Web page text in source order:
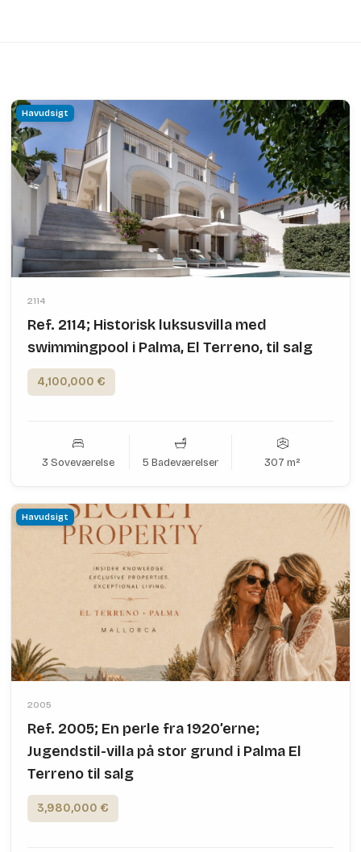
Havudsigt
2114
Ref. 2114; Historisk luksusvilla med
swimmingpool i Palma, El Terreno, til salg
4,100,000 €
3 Soveværelse 5 Badeværelser 307 m²
Havudsigt
2005
Ref. 2005; En perle fra 1920’erne;
Jugendstil-villa på stor grund i Palma El
Terreno til salg
3,980,000 €